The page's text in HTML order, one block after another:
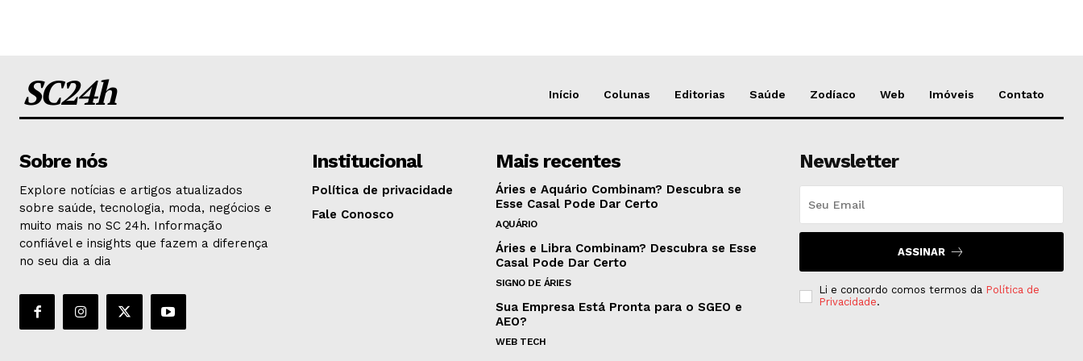
SC24h Início Colunas Editorias Saúde Zodíaco Web Imóveis Contato
Sobre nós
Explore notícias e artigos atualizados
sobre saúde, tecnologia, moda, negócios e
muito mais no SC 24h. Informação
confiável e insights que fazem a diferença
no seu dia a dia
Institucional
Política de privacidade
Fale Conosco
Mais recentes
Áries e Aquário Combinam? Descubra se
Esse Casal Pode Dar Certo
AQUÁRIO
Áries e Libra Combinam? Descubra se Esse
Casal Pode Dar Certo
SIGNO DE ÁRIES
Sua Empresa Está Pronta para o SGEO e
AEO?
WEB TECH
Newsletter
ASSINAR
Li e concordo comos termos da Política de
Privacidade.